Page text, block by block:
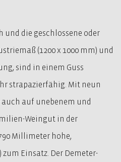
und die geschlossene oder
(1200 x 1000 mm) und
sind in einem Guss
strapazierfähig. Mit neun
auf unebenem und
Weingut in der
Millimeter hohe,
zum Einsatz. Der Demeter-